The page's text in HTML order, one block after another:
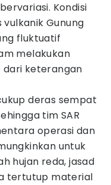
Kondisi
Gunung
fluktuatif
melakukan
dari keterangan
deras sempat
tim SAR
operasi dan
untuk
hujan reda, jasad
tertutup material